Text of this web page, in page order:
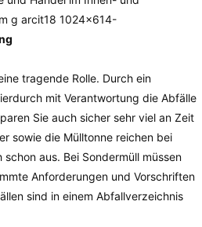
tragende Rolle. Durch ein
mit Verantwortung die Abfälle
Sie auch sicher sehr viel an Zeit
sowie die Mülltonne reichen bei
aus. Bei Sondermüll müssen
Anforderungen und Vorschriften
sind in einem Abfallverzeichnis